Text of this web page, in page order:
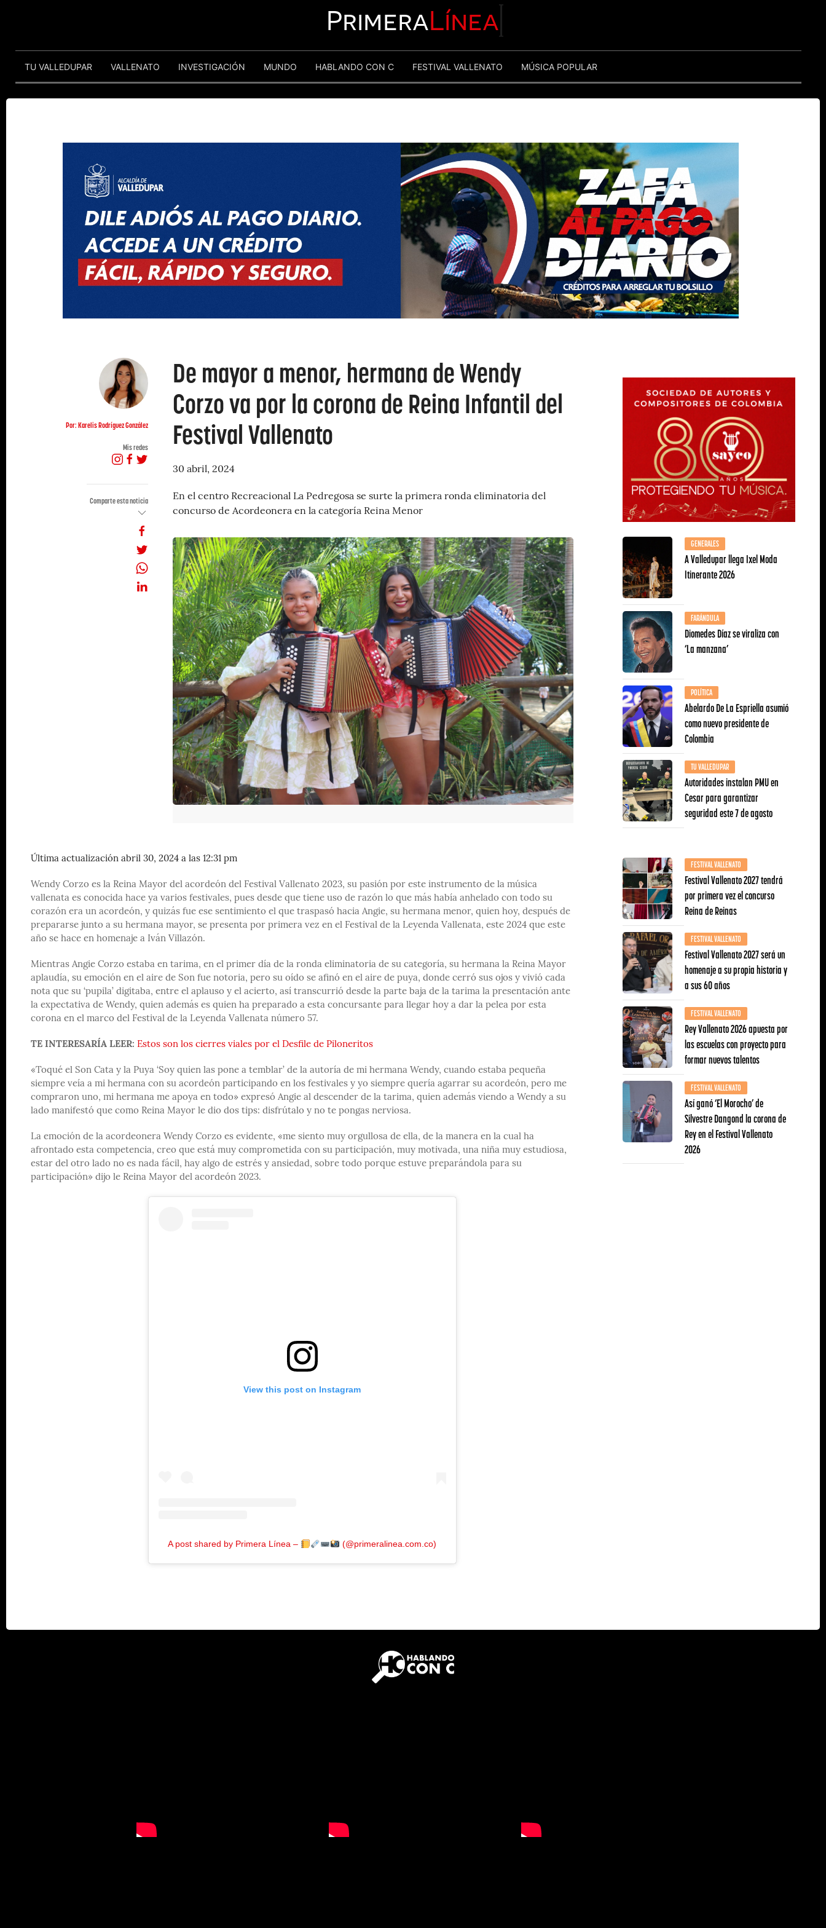
PrimeraLínea
TU VALLEDUPAR VALLENATO INVESTIGACIÓN MUNDO HABLANDO CON C FESTIVAL VALLENATO MÚSICA POPULAR
Por: Karelis Rodríguez González
Mis redes
Comparte esta noticia
De mayor a menor, hermana de Wendy
Corzo va por la corona de Reina Infantil del
Festival Vallenato
30 abril, 2024
En el centro Recreacional La Pedregosa se surte la primera ronda eliminatoria del
concurso de Acordeonera en la categoría Reina Menor
Última actualización abril 30, 2024 a las 12:31 pm
Wendy Corzo es la Reina Mayor del acordeón del Festival Vallenato 2023, su pasión por este instrumento de la música
vallenata es conocida hace ya varios festivales, pues desde que tiene uso de razón lo que más había anhelado con todo su
corazón era un acordeón, y quizás fue ese sentimiento el que traspasó hacia Angie, su hermana menor, quien hoy, después de
prepararse junto a su hermana mayor, se presenta por primera vez en el Festival de la Leyenda Vallenata, este 2024 que este
año se hace en homenaje a Iván Villazón.
Mientras Angie Corzo estaba en tarima, en el primer día de la ronda eliminatoria de su categoría, su hermana la Reina Mayor
aplaudía, su emoción en el aire de Son fue notoria, pero su oído se afinó en el aire de puya, donde cerró sus ojos y vivió cada
nota que su ‘pupila’ digitaba, entre el aplauso y el acierto, así transcurrió desde la parte baja de la tarima la presentación ante
la expectativa de Wendy, quien además es quien ha preparado a esta concursante para llegar hoy a dar la pelea por esta
corona en el marco del Festival de la Leyenda Vallenata número 57.
TE INTERESARÍA LEER: Estos son los cierres viales por el Desfile de Piloneritos
«Toqué el Son Cata y la Puya ‘Soy quien las pone a temblar’ de la autoría de mi hermana Wendy, cuando estaba pequeña
siempre veía a mi hermana con su acordeón participando en los festivales y yo siempre quería agarrar su acordeón, pero me
compraron uno, mi hermana me apoya en todo» expresó Angie al descender de la tarima, quien además viendo a Wendy a su
lado manifestó que como Reina Mayor le dio dos tips: disfrútalo y no te pongas nerviosa.
La emoción de la acordeonera Wendy Corzo es evidente, «me siento muy orgullosa de ella, de la manera en la cual ha
afrontado esta competencia, creo que está muy comprometida con su participación, muy motivada, una niña muy estudiosa,
estar del otro lado no es nada fácil, hay algo de estrés y ansiedad, sobre todo porque estuve preparándola para su
participación» dijo le Reina Mayor del acordeón 2023.
View this post on Instagram
A post shared by Primera Línea – (@primeralinea.com.co)
GENERALES
A Valledupar llega Ixel Moda
Itinerante 2026
FARÁNDULA
Diomedes Díaz se viraliza con
‘La manzana’
POLÍTICA
Abelardo De La Espriella asumió
como nuevo presidente de
Colombia
TU VALLEDUPAR
Autoridades instalan PMU en
Cesar para garantizar
seguridad este 7 de agosto
FESTIVAL VALLENATO
Festival Vallenato 2027 tendrá
por primera vez el concurso
Reina de Reinas
FESTIVAL VALLENATO
Festival Vallenato 2027 será un
homenaje a su propia historia y
a sus 60 años
FESTIVAL VALLENATO
Rey Vallenato 2026 apuesta por
las escuelas con proyecto para
formar nuevos talentos
FESTIVAL VALLENATO
Así ganó ‘El Morocho’ de
Silvestre Dangond la corona de
Rey en el Festival Vallenato
2026